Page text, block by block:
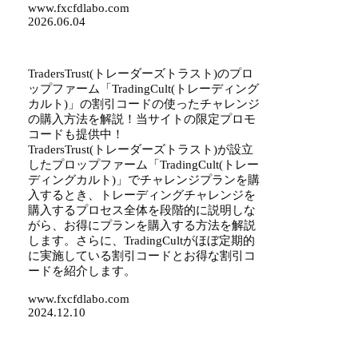
www.fxcfdlabo.com
2026.06.04
TradersTrust(トレーダーズトラスト)のプロ
ップファーム「TradingCult(トレーディング
カルト)」の割引コードの使ったチャレンジ
の購入方法を解説！当サイトの限定プロモ
コードも提供中！
TradersTrust(トレーダーズトラスト)が設立
したプロップファーム「TradingCult(トレー
ディングカルト)」でチャレンジプランを購
入するとき、トレーディングチャレンジを
購入するプロセス全体を段階的に説明しな
がら、お得にプランを購入する方法を解説
します。さらに、TradingCultがほぼ定期的
に実施している割引コードとお得な割引コ
ードを紹介します。
www.fxcfdlabo.com
2024.12.10